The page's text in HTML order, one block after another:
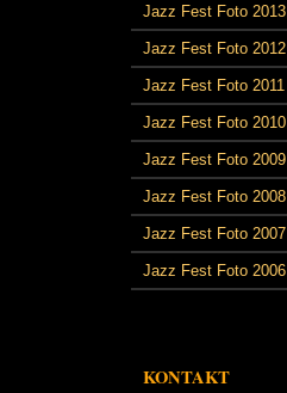
Jazz Fest Foto 2013
Jazz Fest Foto 2012
Jazz Fest Foto 2011
Jazz Fest Foto 2010
Jazz Fest Foto 2009
Jazz Fest Foto 2008
Jazz Fest Foto 2007
Jazz Fest Foto 2006
KONTAKT